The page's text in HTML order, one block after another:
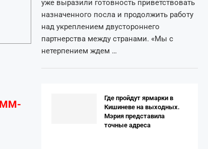
уже выразили готовность приветствовать
назначенного посла и продолжить работу
над укреплением двустороннего
партнерства между странами. «Мы с
нетерпением ждем …
Где пройдут ярмарки в
Кишиневе на выходных.
Мэрия представила
точные адреса